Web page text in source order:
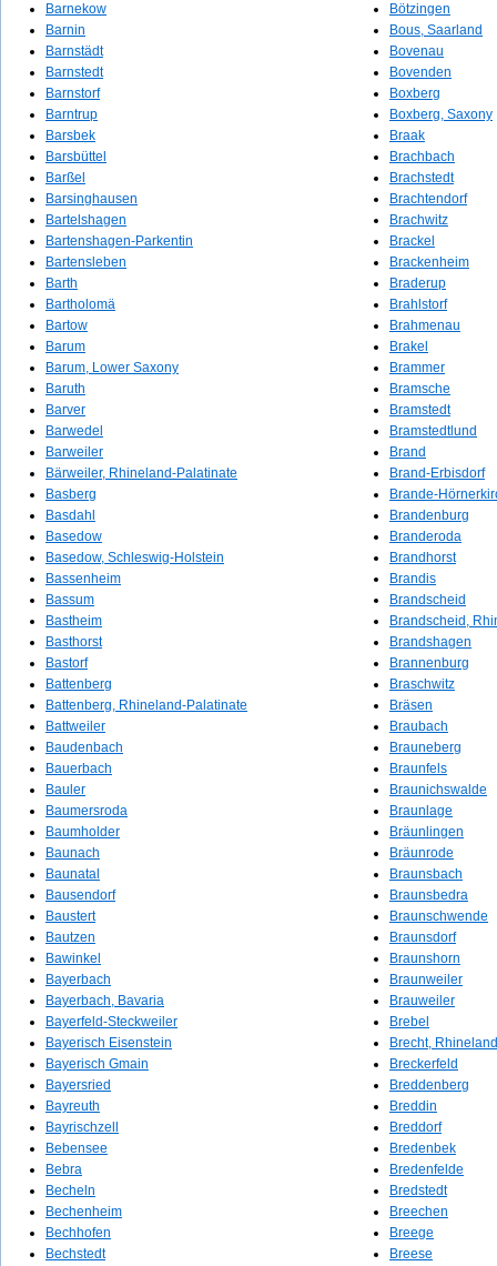
Barnekow
Barnin
Barnstädt
Barnstedt
Barnstorf
Barntrup
Barsbek
Barsbüttel
Barßel
Barsinghausen
Bartelshagen
Bartenshagen-Parkentin
Bartensleben
Barth
Bartholomä
Bartow
Barum
Barum, Lower Saxony
Baruth
Barver
Barwedel
Barweiler
Bärweiler, Rhineland-Palatinate
Basberg
Basdahl
Basedow
Basedow, Schleswig-Holstein
Bassenheim
Bassum
Bastheim
Basthorst
Bastorf
Battenberg
Battenberg, Rhineland-Palatinate
Battweiler
Baudenbach
Bauerbach
Bauler
Baumersroda
Baumholder
Baunach
Baunatal
Bausendorf
Baustert
Bautzen
Bawinkel
Bayerbach
Bayerbach, Bavaria
Bayerfeld-Steckweiler
Bayerisch Eisenstein
Bayerisch Gmain
Bayersried
Bayreuth
Bayrischzell
Bebensee
Bebra
Becheln
Bechenheim
Bechhofen
Bechstedt
Bötzingen
Bous, Saarland
Bovenau
Bovenden
Boxberg
Boxberg, Saxony
Braak
Brachbach
Brachstedt
Brachtendorf
Brachwitz
Brackel
Brackenheim
Braderup
Brahlstorf
Brahmenau
Brakel
Brammer
Bramsche
Bramstedt
Bramstedtlund
Brand
Brand-Erbisdorf
Brande-
Brandenburg
Branderoda
Brandhorst
Brandis
Brandscheid
Brandscheid,
Brandshagen
Brannenburg
Braschwitz
Bräsen
Braubach
Brauneberg
Braunfels
Braunichswalde
Braunlage
Bräunlingen
Bräunrode
Braunsbach
Braunsbedra
Braunschwende
Braunsdorf
Braunshorn
Braunweiler
Brauweiler
Brebel
Brecht,
Breckerfeld
Breddenberg
Breddin
Breddorf
Bredenbek
Bredenfelde
Bredstedt
Breechen
Breege
Breese